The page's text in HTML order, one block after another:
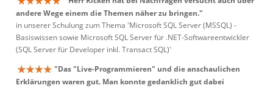
andere Wege einem die Themen näher zu bringen."
in unserer Schulung zum Thema 'Microsoft SQL Server (MSSQL) -
Basiswissen sowie Microsoft SQL Server für .NET-Softwareentwickler
(SQL Server für Developer inkl. Transact SQL)'
"Das "Live-Programmieren" und die anschaulichen
Erklärungen waren gut. Man konnte gedanklich gut dabei